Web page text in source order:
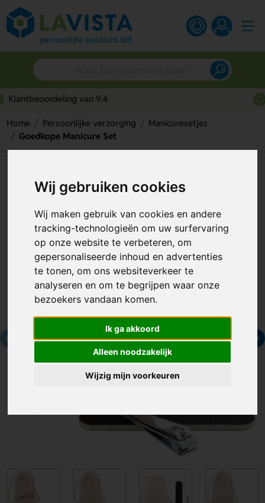
Wij gebruiken cookies
Wij maken gebruik van cookies en andere
tracking-technologieën om uw surfervaring
op onze website te verbeteren, om
gepersonaliseerde inhoud en advertenties
te tonen, om ons websiteverkeer te
analyseren en om te begrijpen waar onze
bezoekers vandaan komen.
Ik ga akkoord
Alleen noodzakelijk
Wijzig mijn voorkeuren
Snelle persoonlijke service
Home Persoonlijke verzorging
Manicuresetjes
Goedkope Manicure Set
Goedkope Manicure Set
Artikelnummer: